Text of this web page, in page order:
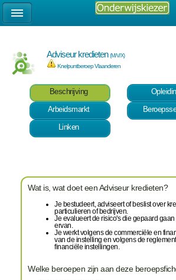
Adviseur kredieten(M/V/X)
Knelpuntberoep Vlaanderen
Beschrijving
Arbeidsmarkt
Linken
Wat is, wat doet een Adviseur kredieten?
Je bestudeert, adviseert of beslist over
particulieren of bedrijven.
Je evalueert de risico's die gepaard
ervan.
Je werkt volgens de commerciële en
van de instelling en volgens de
financiële instellingen.
Welke beroepen zijn aan deze